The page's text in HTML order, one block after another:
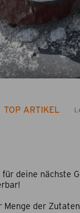
TOP ARTIKEL
für deine nächste
der